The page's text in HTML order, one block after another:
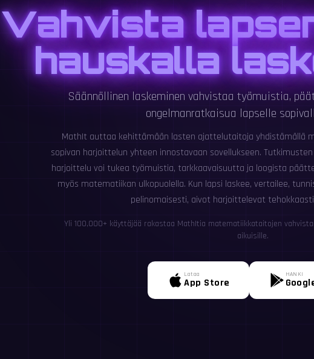
Vahvista
hauskalla
Säännöllinen laskeminen vahvistaa työmuistia,
ongelmanratkaisua lapselle
MathIt auttaa kehittämään lasten ajattelutaitoja yhdistämällä
sopivan harjoittelun yhteen innostavaan sovellukseen.
harjoittelu voi tukea työmuistia, tarkkaavaisuutta ja loogista
myös matematiikan ulkopuolella. Kun lapsi laskee, vertailee,
pelinomaisesti, aivot harjoittelevat
Yli 100,000+ käyttäjää rakastaa MathItia matematiikkataitojen
aikuisille.
Lataa
App Store
HANKI